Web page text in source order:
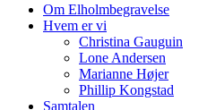
Om Elholmbegravelse
Hvem er vi
Christina Gauguin
Lone Andersen
Marianne Højer
Phillip Kongstad
Samtalen